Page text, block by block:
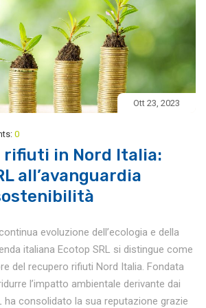
Ott 23, 2023
0
rifiuti in Nord Italia:
all’avanguardia
evoluzione dell’ecologia e della
italiana Ecotop SRL si distingue come
del recupero rifiuti Nord Italia. Fondata
l’impatto ambientale derivante dai
ha consolidato la sua reputazione grazie